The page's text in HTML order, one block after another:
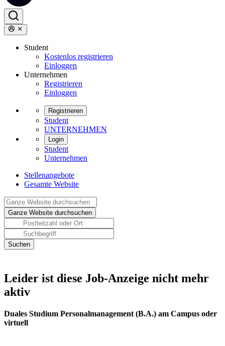
Student
Kostenlos registrieren
Einloggen
Unternehmen
Registrieren
Einloggen
Registrieren
Student
UNTERNEHMEN
Login
Student
Unternehmen
Stellenangebote
Gesamte Website
Leider ist diese Job-Anzeige nicht mehr
aktiv
Duales Studium Personalmanagement (B.A.) am Campus oder
virtuell